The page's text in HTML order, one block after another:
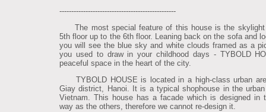
-------------------------------------------------
The most special feature of this house is the skylight
5th floor up to the 6th floor. Leaning back on the sofa and
you will see the blue sky and white clouds framed as a
you used to draw in your childhood days - TYBOLD
peaceful space in the heart of the city.
TYBOLD HOUSE is located in a high-class urban
Giay district, Hanoi. It is a typical shophouse in the
Vietnam. This house has a facade which is designed in
way as the others, therefore we cannot re-design it.